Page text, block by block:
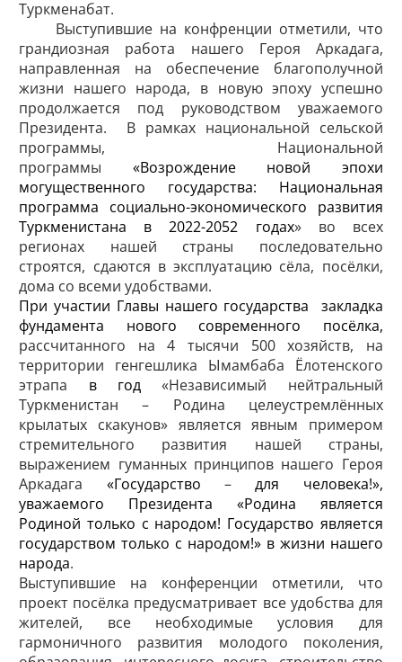
Туркменабат.
Выступившие на конфренции отметили, что
грандиозная работа нашего Героя Аркадага,
направленная на обеспечение благополучной
жизни нашего народа, в новую эпоху успешно
продолжается под руководством уважаемого
Президента. В рамках национальной сельской
программы, Национальной
программы «Возрождение новой эпохи
могущественного государства: Национальная
программа социально-экономического развития
Туркменистана в 2022-2052 годах» во всех
регионах нашей страны последовательно
строятся, сдаются в эксплуатацию сёла, посёлки,
дома со всеми удобствами.
При участии Главы нашего государства закладка
фундамента нового современного посёлка,
рассчитанного на 4 тысячи 500 хозяйств, на
территории генгешлика Ымамбаба Ёлотенского
этрапа в год«Независимый нейтральный
Туркменистан – Родина целеустремлённых
крылатых скакунов» является явным примером
стремительного развития нашей страны,
выражением гуманных принципов нашего Героя
Аркадага «Государство–для человека!»,
уважаемого Президента «Родина является
Родиной только с народом! Государство является
государством только с народом!» в жизни нашего
народа.
Выступившие на конференции отметили, что
проект посёлка предусматривает все удобства для
жителей, все необходимые условия для
гармоничного развития молодого поколения,